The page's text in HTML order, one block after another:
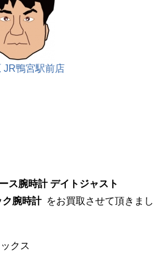
JR鴨宮駅前店
ス腕時計 デイトジャスト
ク腕時計 をお買取させて頂きまし
クス